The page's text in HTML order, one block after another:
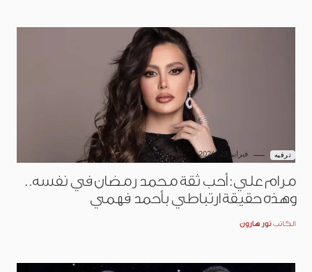
ترفيه فبراير 23, 2026
مرام علي: أحب ثقة محمد رمضان في نفسه..
وهذه حقيقة ارتباطي بأحمد فهمي
الكاتب نور هارون